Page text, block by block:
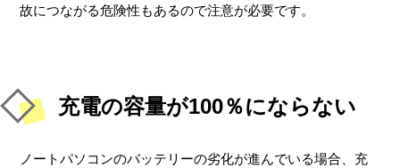
故につながる危険性もあるので注意が必要です。
充電の容量が100％にならない
ノートパソコンのバッテリーの劣化が進んでいる場合、充